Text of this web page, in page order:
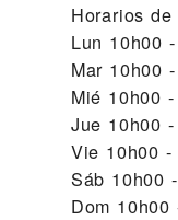
Horarios
Lun 10h00
Mar 10h00
Mié 10h00
Jue 10h00
Vie 10h00
Sáb 10h00
Dom 10h00